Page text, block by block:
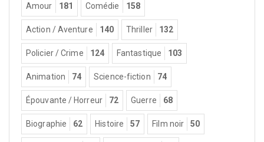
Amour 181 Comédie 158
Action / Aventure 140 Thriller 132
Policier / Crime 124 Fantastique 103
Animation 74 Science-fiction 74
Épouvante / Horreur 72 Guerre 68
Biographie 62 Histoire 57 Film noir 50